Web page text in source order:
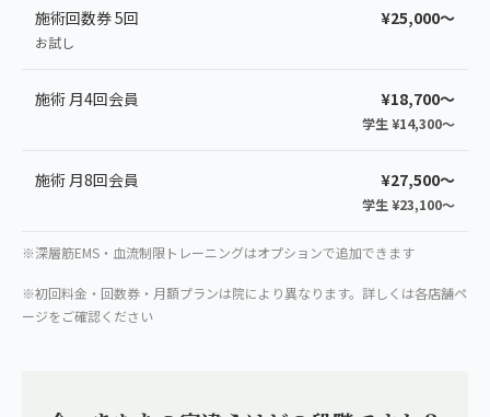
施術回数券 5回
お試し
¥25,000〜
施術 月4回会員 ¥18,700〜
学生 ¥14,300〜
施術 月8回会員 ¥27,500〜
学生 ¥23,100〜
※深層筋EMS・血流制限トレーニングはオプションで追加できます
※初回料金・回数券・月額プランは院により異なります。詳しくは各店舗ペ
ージをご確認ください